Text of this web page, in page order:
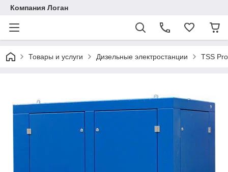
Компания Логан
Товары и услуги Дизельные электростанции TSS